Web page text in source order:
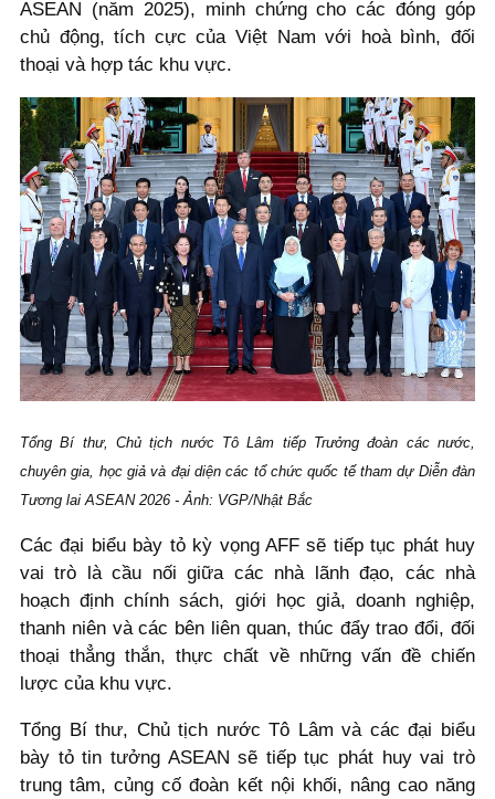
ASEAN (năm 2025), minh chứng cho các đóng góp
chủ động, tích cực của Việt Nam với hoà bình, đối
thoại và hợp tác khu vực.
Tổng Bí thư, Chủ tịch nước Tô Lâm tiếp Trưởng đoàn các nước,
chuyên gia, học giả và đại diện các tổ chức quốc tế tham dự Diễn đàn
Tương lai ASEAN 2026 - Ảnh: VGP/Nhật Bắc
Các đại biểu bày tỏ kỳ vọng AFF sẽ tiếp tục phát huy
vai trò là cầu nối giữa các nhà lãnh đạo, các nhà
hoạch định chính sách, giới học giả, doanh nghiệp,
thanh niên và các bên liên quan, thúc đẩy trao đổi, đối
thoại thẳng thắn, thực chất về những vấn đề chiến
lược của khu vực.
Tổng Bí thư, Chủ tịch nước Tô Lâm và các đại biểu
bày tỏ tin tưởng ASEAN sẽ tiếp tục phát huy vai trò
trung tâm, củng cố đoàn kết nội khối, nâng cao năng